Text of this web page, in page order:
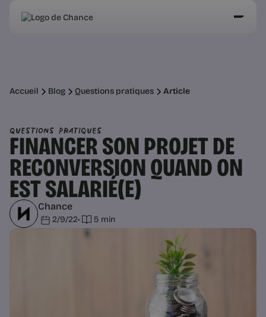
Accueil Blog Questions pratiques Article
Questions pratiques
FINANCER SON PROJET DE
RECONVERSION QUAND ON
EST SALARIÉ(E)
Chance
2/9/22• 5 min